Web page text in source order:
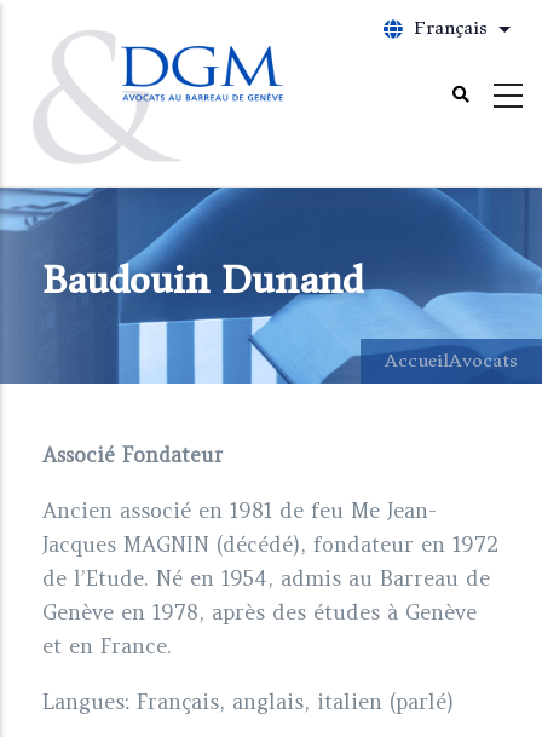
contenu
principal
Français
Baudouin Dunand
AccueilAvocats
Associé Fondateur
Ancien associé en 1981 de feu Me Jean-
Jacques MAGNIN (décédé), fondateur en 1972
de l’Etude. Né en 1954, admis au Barreau de
Genève en 1978, après des études à Genève
et en France.
Langues: Français, anglais, italien (parlé)